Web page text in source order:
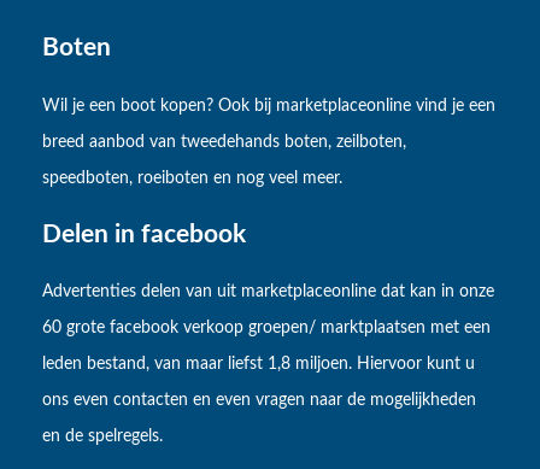
Boten
Wil je een boot kopen? Ook bij marketplaceonline vind je een
breed aanbod van tweedehands boten, zeilboten,
speedboten, roeiboten en nog veel meer.
Delen in facebook
Advertenties delen van uit marketplaceonline dat kan in onze
60 grote facebook verkoop groepen/ marktplaatsen met een
leden bestand, van maar liefst 1,8 miljoen. Hiervoor kunt u
ons even contacten en even vragen naar de mogelijkheden
en de spelregels.